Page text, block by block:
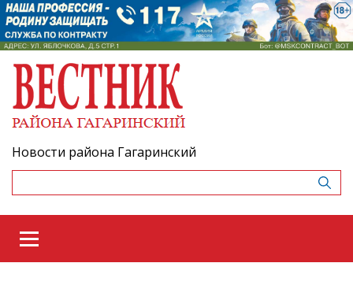
Новости района Гагаринский